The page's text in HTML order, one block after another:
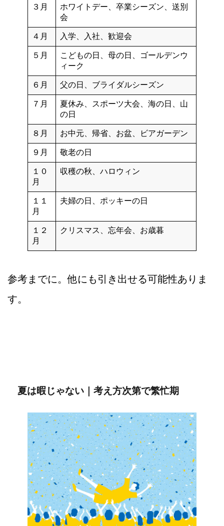
３月
ホワイトデー、卒業シーズン、送別
会
４月 入学、入社、歓迎会
５月
こどもの日、母の日、ゴールデンウ
ィーク
６月 父の日、ブライダルシーズン
７月
夏休み、スポーツ大会、海の日、山
の日
８月 お中元、帰省、お盆、ビアガーデン
９月 敬老の日
１０
月
収穫の秋、ハロウィン
１１
月
夫婦の日、ポッキーの日
１２
月
クリスマス、忘年会、お歳暮
参考までに。他にも引き出せる可能性ありま
す。
夏は暇じゃない｜考え方次第で繁忙期